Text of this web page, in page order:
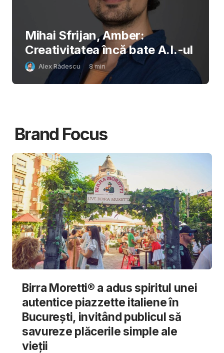
Mihai Sfrijan, Amber:
Creativitatea încă bate A.I.-ul
Alex Rădescu 8min
Brand Focus
Birra Moretti® a adus spiritul unei
autentice piazzette italiene în
București, invitând publicul să
savureze plăcerile simple ale
vieții